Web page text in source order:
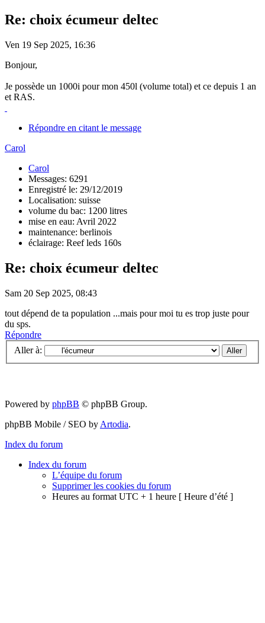
Re: choix écumeur deltec
Ven 19 Sep 2025, 16:36
Bonjour,
Je possède un 1000i pour mon 450l (volume total) et ce depuis 1 an
et RAS.
Répondre en citant le message
Carol
Carol
Messages: 6291
Enregistré le: 29/12/2019
Localisation: suisse
volume du bac: 1200 litres
mise en eau: Avril 2022
maintenance: berlinois
éclairage: Reef leds 160s
Re: choix écumeur deltec
Sam 20 Sep 2025, 08:43
tout dépend de ta population ...mais pour moi tu es trop juste pour
du sps.
Répondre
Aller à:
Powered by phpBB © phpBB Group.
phpBB Mobile / SEO by Artodia.
Index du forum
Index du forum
L’équipe du forum
Supprimer les cookies du forum
Heures au format UTC + 1 heure [ Heure d’été ]